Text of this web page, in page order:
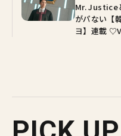
Mr. Justice
がパない【
ヨ】連載